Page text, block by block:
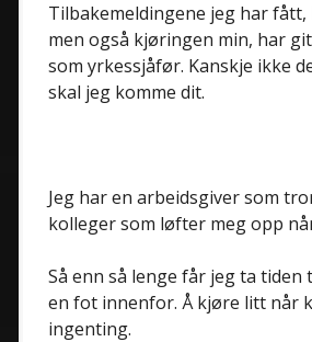
Tilbakemeldingene jeg har
men også kjøringen min, har
som yrkessjåfør. Kanskje ikke
skal jeg komme dit.
Jeg har en arbeidsgiver som
kolleger som løfter meg opp
Så enn så lenge får jeg ta
en fot innenfor. Å kjøre litt når
ingenting.